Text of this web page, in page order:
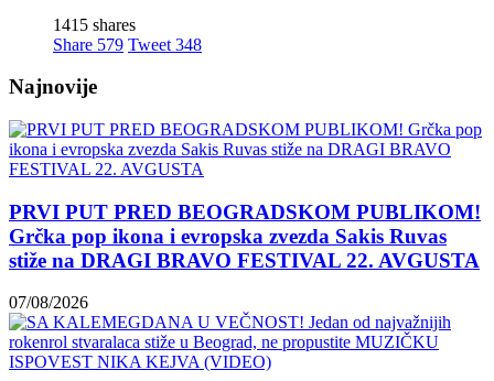
1415 shares
Share 579 Tweet 348
Najnovije
PRVI PUT PRED BEOGRADSKOM PUBLIKOM!
Grčka pop ikona i evropska zvezda Sakis Ruvas
stiže na DRAGI BRAVO FESTIVAL 22. AVGUSTA
07/08/2026